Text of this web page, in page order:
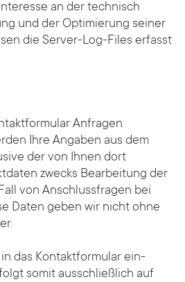
an der technisch
und der Optimierung seiner
die Server-Log-Files erfasst
Anfragen
Ihre Angaben aus dem
der von Ihnen dort
zwecks Bearbeitung der
von Anschluss­fragen bei
Daten geben wir nicht ohne
das Kontakt­formular ein­
somit ausschließlich auf